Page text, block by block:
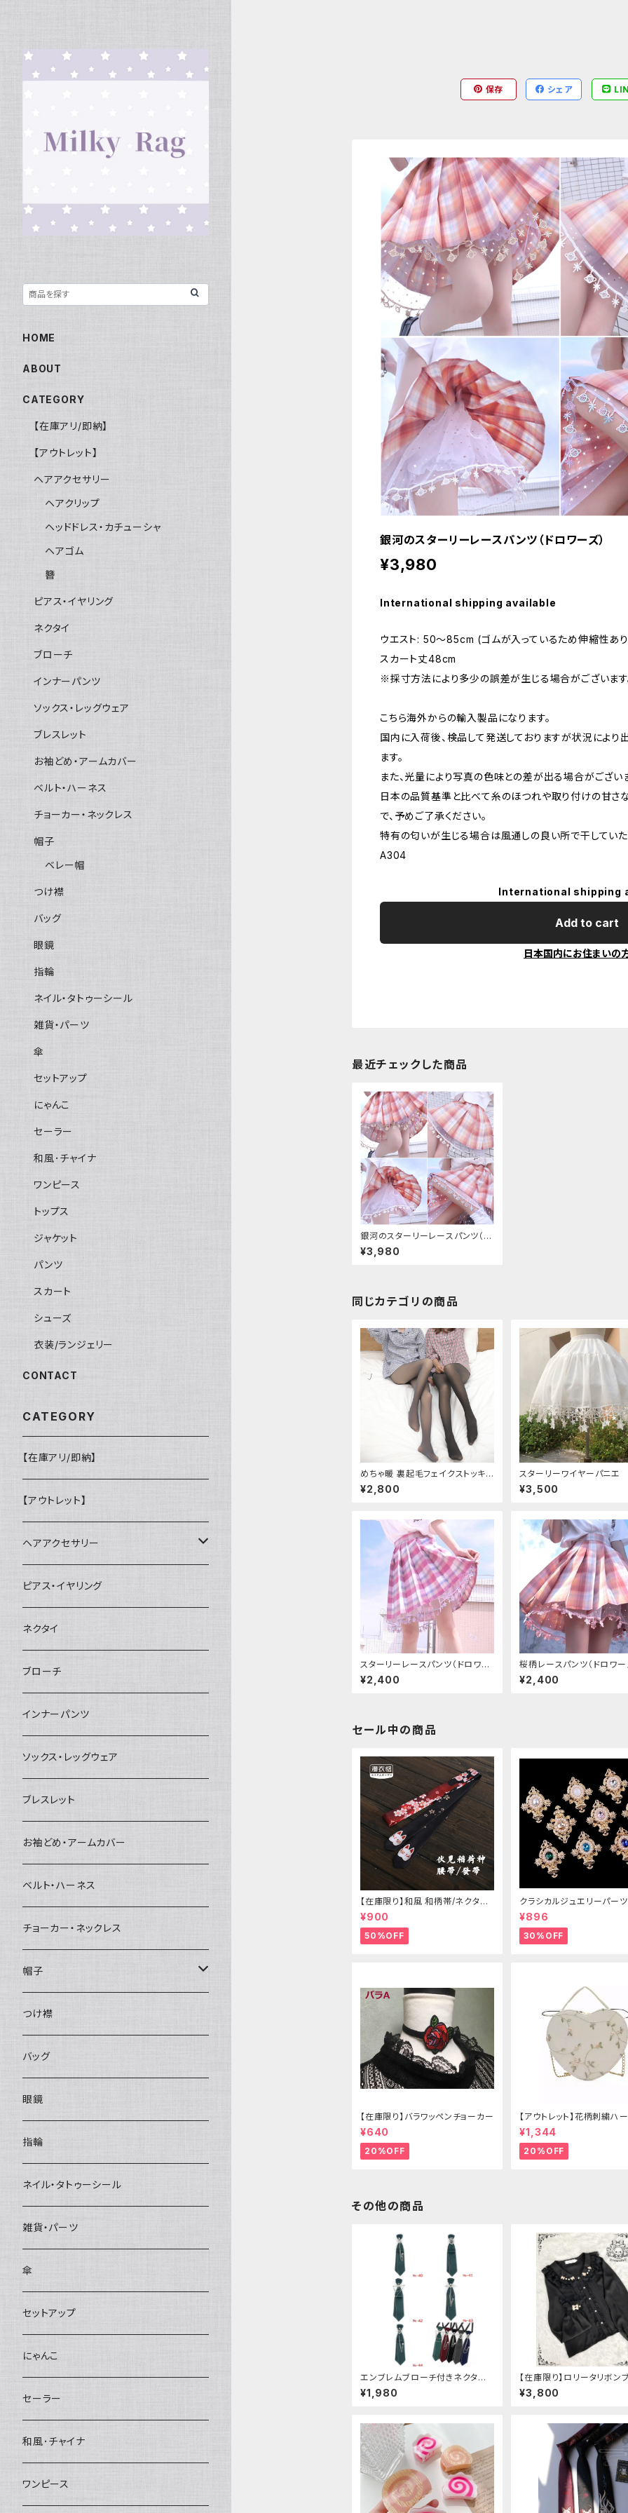
保存 シェア
銀河のスターリーレースパンツ（ドロワーズ）
¥3,980
International shipping available
ウエスト: 50〜85cm (ゴムが入っているため伸縮性あ
スカート丈48cm
※採寸方法により多少の誤差が生じる場合がございます
こちら海外からの輸入製品になります。
国内に入荷後、検品して発送しておりますが状況によ
ます。
また、光量により写真の色味との差が出る場合がござい
日本の品質基準と比べて糸のほつれや取り付けの甘さ
で、予めご了承ください。
特有の匂いが生じる場合は風通しの良い所で干していた
A304
International shipping
Add to cart
日本国内にお住まいの
最近チェックした商品
銀河のスターリーレースパンツ（ド
ロワーズ）
¥3,980
同じカテゴリの商品
めちゃ暖 裏起毛フェイクストッキン
グ
¥2,800
スターリーワイヤーパニエ
¥3,500
スターリーレースパンツ（ドロワー
ズ）
¥2,400
桜柄レースパンツ（ドロワー
¥2,400
セール中の商品
【在庫限り】和風 和柄帯/ネクタイ/
リボン（狐面/金魚
¥900
50%OFF
クラシカルジュエリーパーツ
¥896
30%OFF
【在庫限り】バラワッペンチョーカー
¥640
20%OFF
【アウトレット】花柄刺繍ハ
グ
¥1,344
20%OFF
その他の商品
エンブレムブローチ付きネクタイ
(グリーン)
¥1,980
【在庫限り】ロリータリボン
ス：フリーサイズ
¥3,800
HOME
ABOUT
CATEGORY
【在庫アリ/即納】
【アウトレット】
ヘアアクセサリー
ヘアクリップ
ヘッドドレス・カチューシャ
ヘアゴム
簪
ピアス・イヤリング
ネクタイ
ブローチ
インナーパンツ
ソックス・レッグウェア
ブレスレット
お袖どめ・アームカバー
ベルト・ハーネス
チョーカー・ネックレス
帽子
ベレー帽
つけ襟
バッグ
眼鏡
指輪
ネイル・タトゥーシール
雑貨・パーツ
傘
セットアップ
にゃんこ
セーラー
和風･チャイナ
ワンピース
トップス
ジャケット
パンツ
スカート
シューズ
衣装/ランジェリー
CONTACT
CATEGORY
【在庫アリ/即納】
【アウトレット】
ヘアアクセサリー
ヘアクリップ
ヘッドドレス・カチューシャ
ヘアゴム
簪
ピアス・イヤリング
ネクタイ
ブローチ
インナーパンツ
ソックス・レッグウェア
ブレスレット
お袖どめ・アームカバー
ベルト・ハーネス
チョーカー・ネックレス
帽子
ベレー帽
つけ襟
バッグ
眼鏡
指輪
ネイル・タトゥーシール
雑貨・パーツ
傘
セットアップ
にゃんこ
セーラー
和風･チャイナ
ワンピース